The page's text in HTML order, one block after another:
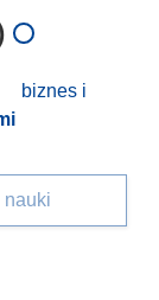
biznes i
nauki